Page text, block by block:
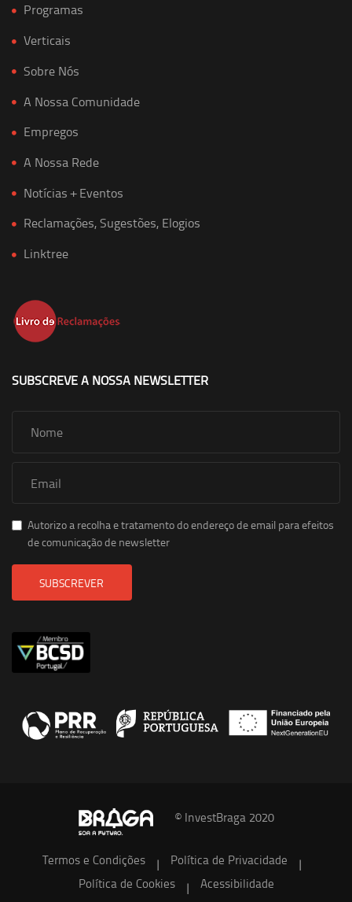
Programas
Verticais
Sobre Nós
A Nossa Comunidade
Empregos
A Nossa Rede
Notícias + Eventos
Reclamações, Sugestões, Elogios
Linktree
SUBSCREVE A NOSSA NEWSLETTER
Autorizo a recolha e tratamento do endereço de email para efeitos
de comunicação de newsletter
SUBSCREVER
© InvestBraga 2020
Termos e Condições | Política de Privacidade |
Política de Cookies | Acessibilidade